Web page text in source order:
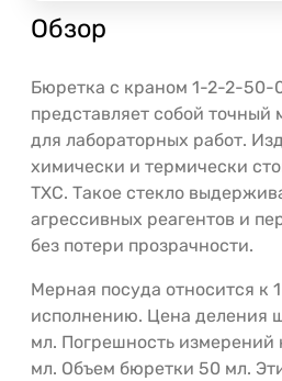
Обзор
Бюретка с краном 1-2-2-50-
представляет собой
для лабораторных работ.
химически и термически
ТХС. Такое стекло
агрессивных реагентов и
без потери прозрачности.
Мерная посуда относится к
исполнению. Цена деления
мл. Погрешность измерений
мл. Объем бюретки 50 мл.